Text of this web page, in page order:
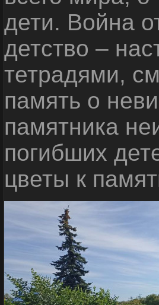
дети. Война
детство –
тетрадями,
память о
памятника
погибших
цветы к